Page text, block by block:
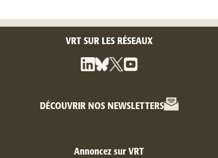
VRT SUR LES RÉSEAUX
DÉCOUVRIR NOS NEWSLETTERS
Annoncez sur VRT